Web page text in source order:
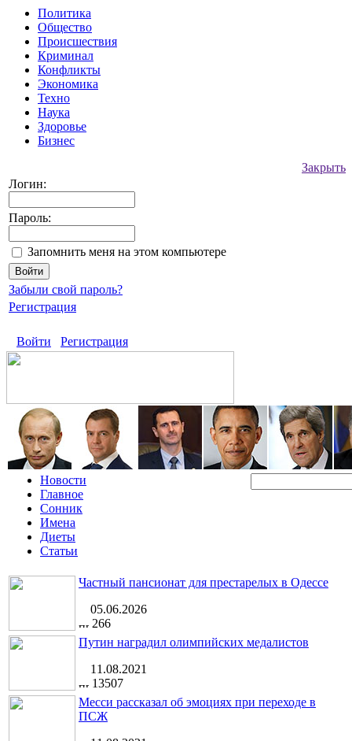
Политика
Общество
Происшествия
Криминал
Конфликты
Экономика
Техно
Наука
Здоровье
Бизнес
Закрыть
Логин:
Пароль:
Запомнить меня на этом компьютере
Забыли свой пароль?
Регистрация
Войти Регистрация
Новости
Главное
Сонник
Имена
Диеты
Статьи
Частный пансионат для престарелых в Одессе
05.06.2026
266
Путин наградил олимпийских медалистов
11.08.2021
13507
Месси рассказал об эмоциях при переходе в
ПСЖ